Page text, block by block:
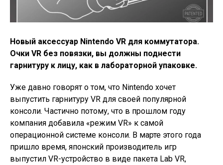
Новый аксессуар Nintendo VR для коммутатора.
Очки VR без повязки, вы должны поднести
гарнитуру к лицу, как в лабораторной упаковке.
Уже давно говорят о том, что Nintendo хочет
выпустить гарнитуру VR для своей популярной
консоли. Частично потому, что в прошлом году
компания добавила «режим VR» к самой
операционной системе консоли. В марте этого года
пришло время, японский производитель игр
выпустил VR-устройство в виде пакета Lab VR,